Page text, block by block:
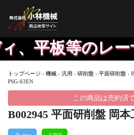
板等のレー
トップページ › 機械 › 汎用 › 研削盤 › 平面研削盤 ›
PSG-63EN
この商品は売約済で
B002945 平面研削盤 岡本